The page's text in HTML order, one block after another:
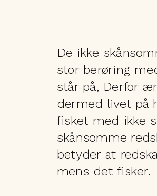
De ikke
stor berøring
står på, Derfor
dermed livet på
fisket med ikke
skånsomme
betyder at
mens det fisker.